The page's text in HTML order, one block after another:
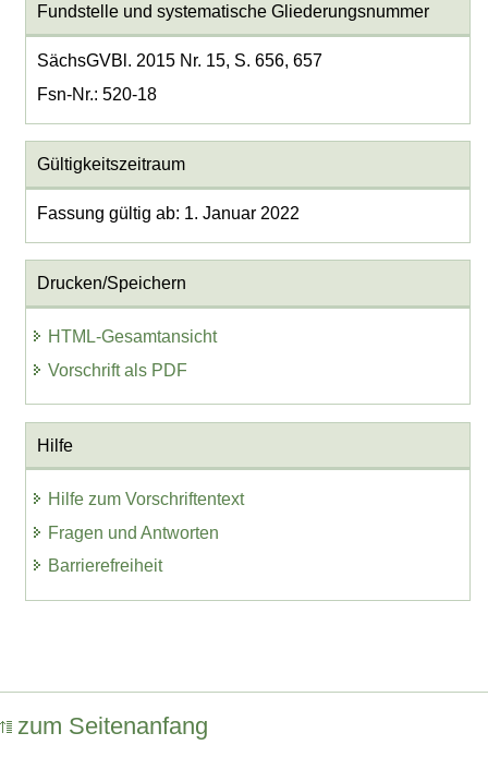
Fundstelle und systematische Gliederungsnummer
SächsGVBl. 2015 Nr. 15, S. 656, 657
Fsn-Nr.: 520-18
Gültigkeitszeitraum
Fassung gültig ab: 1. Januar 2022
Drucken/Speichern
HTML-Gesamtansicht
Vorschrift als PDF
Hilfe
Hilfe zum Vorschriftentext
Fragen und Antworten
Barrierefreiheit
zum Seitenanfang